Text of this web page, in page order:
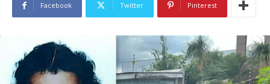
Facebook Twitter Pinterest